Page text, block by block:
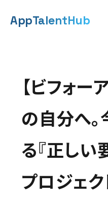
メ
AppTalentHub
代表挨拶
事例
コラム
お知らせ
【ビフォー
の自分へ
る『正しい
プロジェ